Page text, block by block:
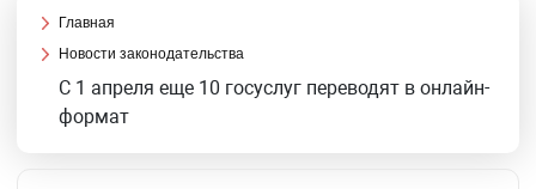
Главная
Новости законодательства
С 1 апреля еще 10 госуслуг переводят в онлайн-
формат